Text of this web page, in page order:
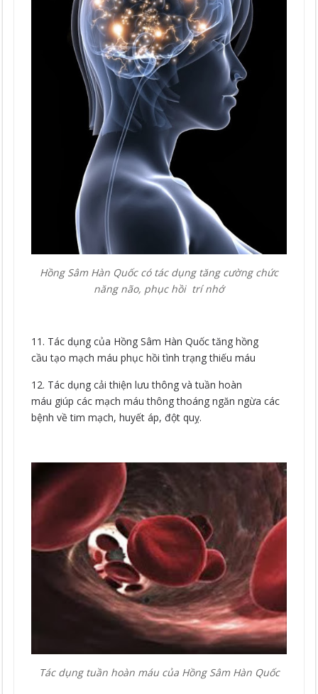
Hồng Sâm Hàn Quốc có tác dụng tăng cường chức
năng não, phục hồi trí nhớ
11. Tác dụng của Hồng Sâm Hàn Quốc tăng hồng
cầu tạo mạch máu phục hồi tình trạng thiếu máu
12. Tác dụng cải thiện lưu thông và tuần hoàn
máu giúp các mạch máu thông thoáng ngăn ngừa các
bệnh về tim mạch, huyết áp, đột quỵ.
Tác dụng tuần hoàn máu của Hồng Sâm Hàn Quốc